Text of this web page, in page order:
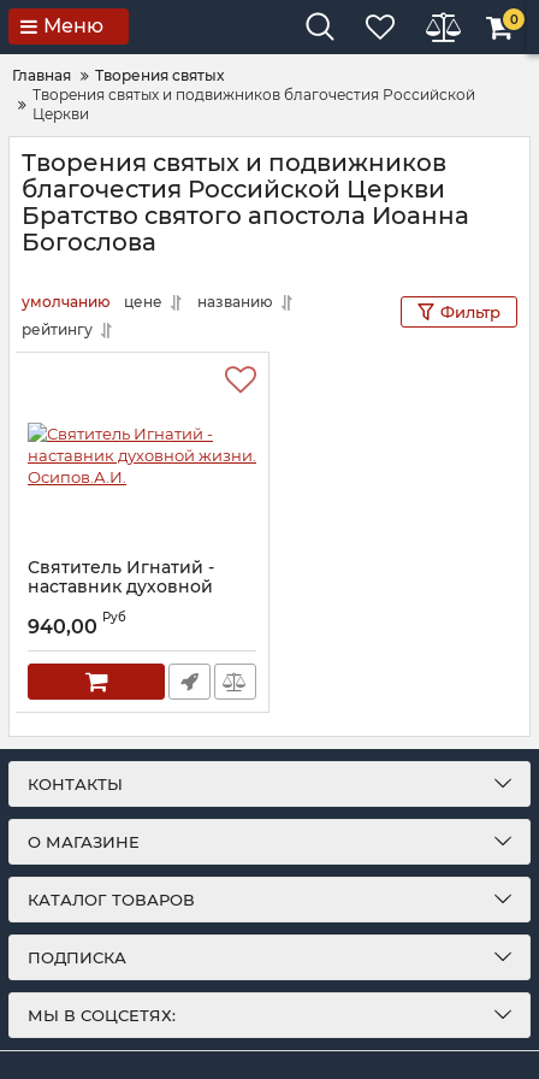
Меню 0
Главная
Творения святых
Творения святых и подвижников благочестия Российской
Церкви
Творения святых и подвижников
благочестия Российской Церкви
Братство святого апостола Иоанна
Богослова
умолчанию цене
названию
рейтингу
Фильтр
Святитель Игнатий -
наставник духовной
жизни. Осипов.А.И.
Артикул: 30438
940,00 Руб
КОНТАКТЫ
О МАГАЗИНЕ
КАТАЛОГ ТОВАРОВ
ПОДПИСКА
МЫ В СОЦСЕТЯХ: